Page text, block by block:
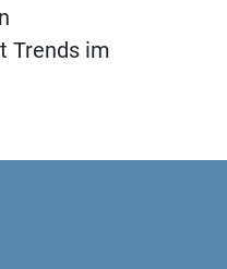
Trends im